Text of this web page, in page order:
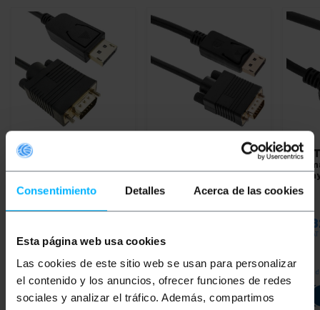
Consentimiento Detalles Acerca de las cookies
Esta página web usa cookies
Las cookies de este sitio web se usan para personalizar
el contenido y los anuncios, ofrecer funciones de redes
sociales y analizar el tráfico. Además, compartimos
BEMATIK
naar VGA mannelijk 3 m
PVP PVD
REF:
YQ013
Aantal
naar VGA mannelijk 1.8m
PVP PVD
Onmiddellijke levering
REF:
YQ012
Aantal
naar
PVP